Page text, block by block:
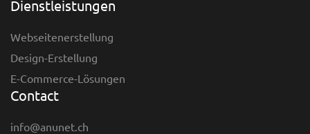
Dienstleistungen
Webseitenerstellung
Design-Erstellung
E-Commerce-Lösungen
Contact
info@anunet.ch